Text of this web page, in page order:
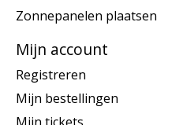
Zonnepanelen plaatsen
Mijn account
Registreren
Mijn bestellingen
Mijn tickets